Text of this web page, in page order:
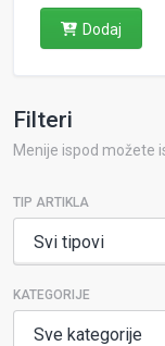
Dodaj
Filteri
Menije ispod možete
TIP ARTIKLA
Svi tipovi
KATEGORIJE
Sve kategorije